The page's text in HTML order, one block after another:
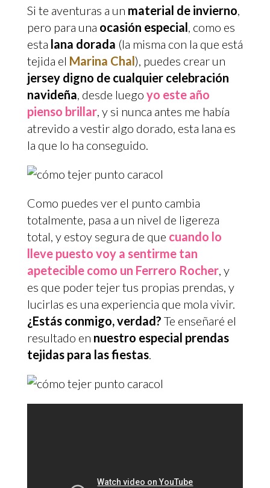
Si te aventuras a un material de invierno,
pero para una ocasión especial, como es
esta lana dorada (la misma con la que está
tejida el Marina Chal), puedes crear un
jersey digno de cualquier celebración
navideña, desde luego yo este año
pienso brillar, y si nunca antes me había
atrevido a vestir algo dorado, esta lana es
la que lo ha conseguido.
Como puedes ver el punto cambia
totalmente, pasa a un nivel de ligereza
total, y estoy segura de que cuando lo
lleve puesto voy a sentirme tan
apetecible como un Ferrero Rocher, y
es que poder tejer tus propias prendas, y
lucirlas es una experiencia que mola vivir.
¿Estás conmigo, verdad? Te enseñaré el
resultado en nuestro especial prendas
tejidas para las fiestas.